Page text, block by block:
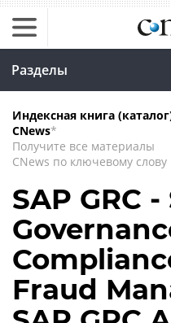
Разделы
Индексная книга
CNews*
Получите все материалы
CNews по ключевому слову
SAP GRC -
Fraud